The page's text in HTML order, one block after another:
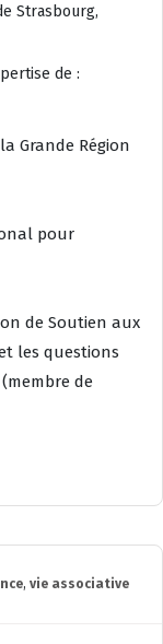
Strasbourg,
de :
Grande Région
pour
de Soutien aux
les questions
de
, vie associative